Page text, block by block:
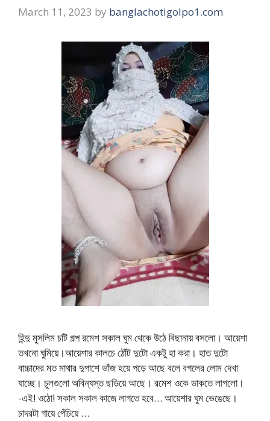
March 11, 2023 by banglachotigolpo1.com
হিন্দু মুসলিম চটি গল্প রমেশ সকাল ঘুম থেকে উঠে বিছানায় বসলো। আয়েশা
তখনো ঘুমিয়ে।আয়েশার কালচে ঠোঁট দুটো একটু হা করা। হাত দুটো
বাচ্চাদের মত মাথার দুপাশে ভাঁজ হয়ে পড়ে আছে বলে বগলের লোম দেখা
যাচ্ছে। চুলগুলো অবিন্যস্ত ছড়িয়ে আছে। রমেশ ওকে ডাকতে লাগলো।
-এই! ওঠো! সকাল সকাল কাজে লাগতে হবে… আয়েশার ঘুম ভেঙেছে।
চাদরটা গায়ে পেঁচিয়ে …